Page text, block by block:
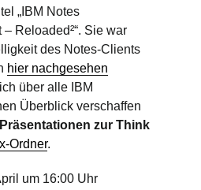
„IBM Notes
Reloaded²“. Sie war
des Notes-Clients
hier nachgesehen
über alle IBM
Überblick verschaffen
zur Think
Ordner.
um 16:00 Uhr